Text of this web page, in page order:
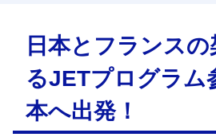
日本とフランス
るJETプログラム
本へ出発！